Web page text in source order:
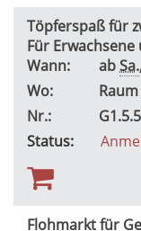
Töpferspaß für
Für
Wann:
abSa.
Wo:
Nr.:
Status:
Flohmarkt für